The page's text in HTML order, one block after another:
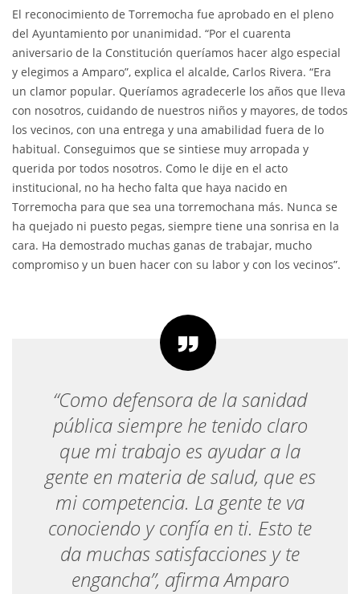
El reconocimiento de Torremocha fue aprobado en el pleno
del Ayuntamiento por unanimidad. “Por el cuarenta
aniversario de la Constitución queríamos hacer algo especial
y elegimos a Amparo”, explica el alcalde, Carlos Rivera. “Era
un clamor popular. Queríamos agradecerle los años que lleva
con nosotros, cuidando de nuestros niños y mayores, de todos
los vecinos, con una entrega y una amabilidad fuera de lo
habitual. Conseguimos que se sintiese muy arropada y
querida por todos nosotros. Como le dije en el acto
institucional, no ha hecho falta que haya nacido en
Torremocha para que sea una torremochana más. Nunca se
ha quejado ni puesto pegas, siempre tiene una sonrisa en la
cara. Ha demostrado muchas ganas de trabajar, mucho
compromiso y un buen hacer con su labor y con los vecinos”.
“Como defensora de la sanidad
pública siempre he tenido claro
que mi trabajo es ayudar a la
gente en materia de salud, que es
mi competencia. La gente te va
conociendo y confía en ti. Esto te
da muchas satisfacciones y te
engancha”, afirma Amparo